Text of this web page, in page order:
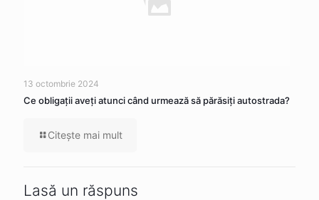
13 octombrie 2024
Ce obligaţii aveţi atunci când urmează să părăsiţi autostrada?
Citeşte mai mult
Lasă un răspuns